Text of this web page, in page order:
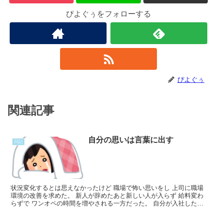
ぴよぐぅをフォローする
ぴよぐぅ
関連記事
日記 自分の思いは言葉に出す
状況変化するとは思えなかったけど 職場で怖い思いをし 上司に職場
環境の改善を求めた。 新人が辞めたあと新しい人が入らず 給料変わ
らずで ワンオペの時間を増やされる一方だった。 自分が入社した頃